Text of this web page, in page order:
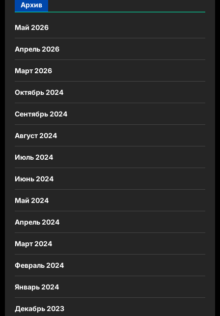
Архив
Май 2026
Апрель 2026
Март 2026
Октябрь 2024
Сентябрь 2024
Август 2024
Июль 2024
Июнь 2024
Май 2024
Апрель 2024
Март 2024
Февраль 2024
Январь 2024
Декабрь 2023